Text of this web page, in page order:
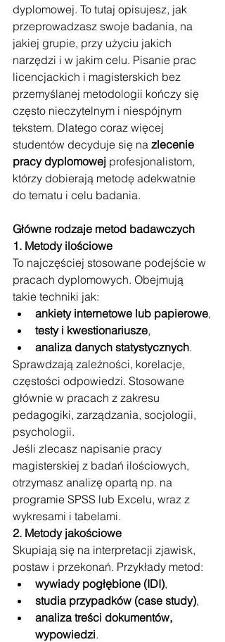
dyplomowej. To tutaj opisujesz, jak
przeprowadzasz swoje badania, na
jakiej grupie, przy użyciu jakich
narzędzi i w jakim celu. Pisanie prac
licencjackich i magisterskich bez
przemyślanej metodologii kończy się
często nieczytelnym i niespójnym
tekstem. Dlatego coraz więcej
studentów decyduje się na zlecenie
pracy dyplomowej profesjonalistom,
którzy dobierają metodę adekwatnie
do tematu i celu badania.
Główne rodzaje metod badawczych
1. Metody ilościowe
To najczęściej stosowane podejście w
pracach dyplomowych. Obejmują
takie techniki jak:
ankiety internetowe lub papierowe,
testy i kwestionariusze,
analiza danych statystycznych.
Sprawdzają zależności, korelacje,
częstości odpowiedzi. Stosowane
głównie w pracach z zakresu
pedagogiki, zarządzania, socjologii,
psychologii.
Jeśli zlecasz napisanie pracy
magisterskiej z badań ilościowych,
otrzymasz analizę opartą np. na
programie SPSS lub Excelu, wraz z
wykresami i tabelami.
2. Metody jakościowe
Skupiają się na interpretacji zjawisk,
postaw i przekonań. Przykłady metod:
wywiady pogłębione (IDI),
studia przypadków (case study),
analiza treści dokumentów,
wypowiedzi.